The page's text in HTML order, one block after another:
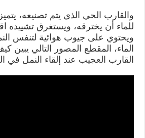
والقارب الحي الذي يتم تصنيعه،
للماء أن يخترقه، ويستغرق تشييده
ويحتوي على جيوب هوائية لتنفس
الماء، المقطع المصور التالي يبين
القارب العجيب عند إلقاء النمل في